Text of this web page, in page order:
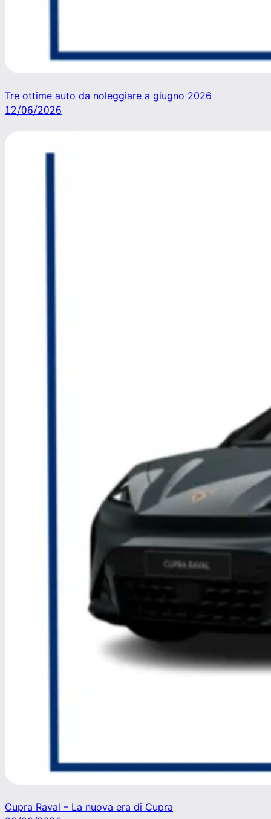
Tre ottime auto da noleggiare a giugno 2026
12/06/2026
Cupra Raval – La nuova era di Cupra